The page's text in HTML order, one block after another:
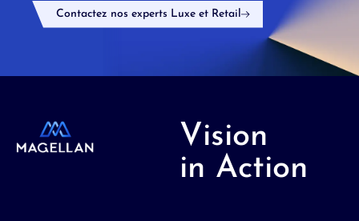
Contactez nos experts Luxe et Retail
Vision
in Action